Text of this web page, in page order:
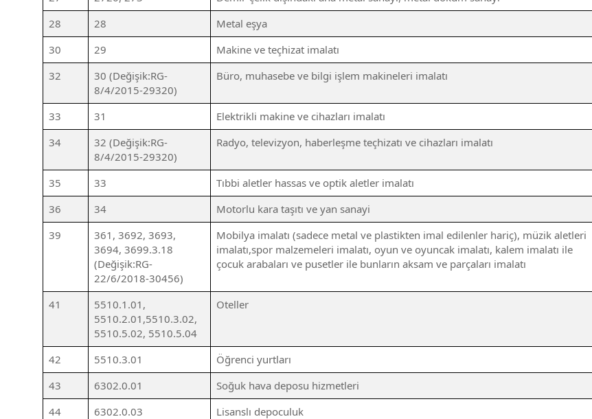
28
28 Metal eşya
30
29 Makine ve teçhizat imalatı
32
30 (Değişik:RG-
8/4/2015-29320)
Büro, muhasebe ve bilgi işlem makineleri imalatı
33 31 Elektrikli makine ve cihazları imalatı
34
32 (Değişik:RG-
8/4/2015-29320)
Radyo, televizyon, haberleşme teçhizatı ve cihazları imalatı
35 33 Tıbbi aletler hassas ve optik aletler imalatı
36
34 Motorlu kara taşıtı ve yan sanayi
39
361, 3692, 3693,
3694, 3699.3.18
(Değişik:RG-
22/6/2018-30456)
Mobilya imalatı (sadece metal ve plastikten imal edilenler hariç), müzik aletleri
imalatı,spor malzemeleri imalatı, oyun ve oyuncak imalatı, kalem imalatı ile
çocuk arabaları ve pusetler ile bunların aksam ve parçaları imalatı
41
5510.1.01,
5510.2.01,5510.3.02,
5510.5.02, 5510.5.04
Oteller
42 5510.3.01 Öğrenci yurtları
43
6302.0.01 Soğuk hava deposu hizmetleri
44
6302.0.03 Lisanslı depoculuk